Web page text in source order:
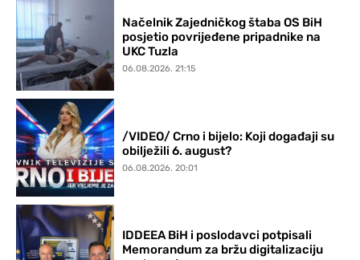
Načelnik Zajedničkog štaba OS BiH
posjetio povrijeđene pripadnike na
UKC Tuzla
06.08.2026. 21:15
/VIDEO/ Crno i bijelo: Koji događaji su
obilježili 6. august?
06.08.2026. 20:01
IDDEEA BiH i poslodavci potpisali
Memorandum za bržu digitalizaciju